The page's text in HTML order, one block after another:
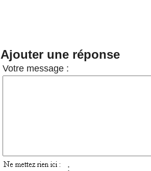
Ajouter une réponse
Votre message :
: